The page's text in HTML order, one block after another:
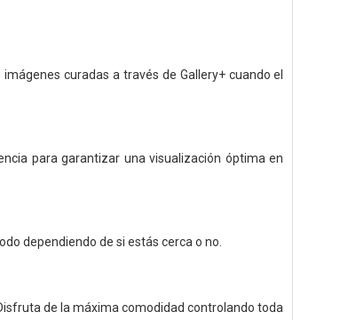
curadas a través de Gallery+ cuando el
para garantizar una visualización óptima en
dependiendo de si estás cerca o no.
de la máxima comodidad controlando toda